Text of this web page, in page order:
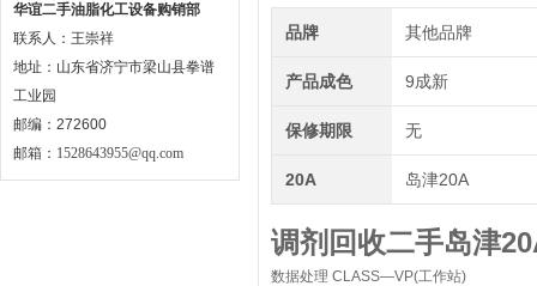
华谊二手油脂化工设备购销部
联系人：王崇祥
地址：山东省济宁市梁山县拳谱
工业园
邮编：272600
邮箱： 1528643955@qq.com
品牌 其他品牌
产品成色 9成新
保修期限 无
20A 岛津20A
调剂回收二手岛津
数据处理 CLASS—VP(工作站)